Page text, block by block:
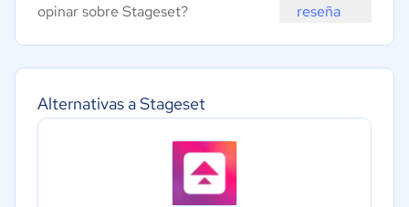
Alternativas a Stageset
opinar sobre Stageset?
reseña